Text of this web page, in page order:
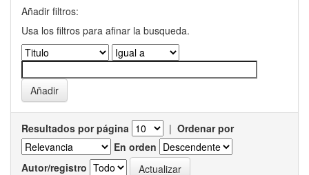
Añadir filtros:
Usa los filtros para afinar la busqueda.
Resultados por página | Ordenar por
En orden
Autor/registro